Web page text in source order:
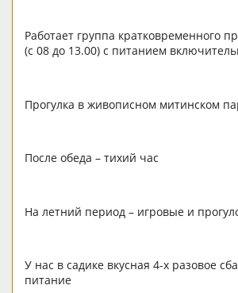
Работает группа кратковременного
(с 08 до 13.00) с питанием
Прогулка в живописном митинском
После обеда – тихий час
На летний период – игровые и
У нас в садике вкусная 4-х разовое
питание